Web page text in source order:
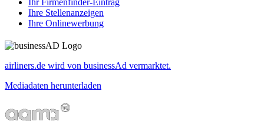
Ihre Stellenanzeigen
Ihre Onlinewerbung
airliners.de wird von businessAd vermarktet.
Mediadaten herunterladen